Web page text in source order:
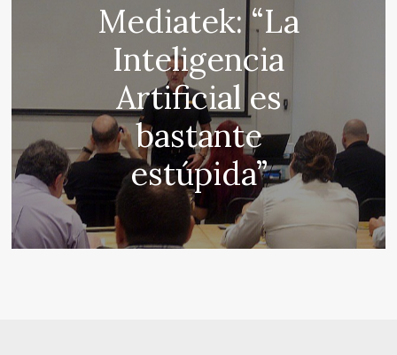
Mediatek: “La
Inteligencia
Artificial es
bastante
estúpida”